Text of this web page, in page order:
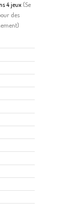
4 jeux (Se
des